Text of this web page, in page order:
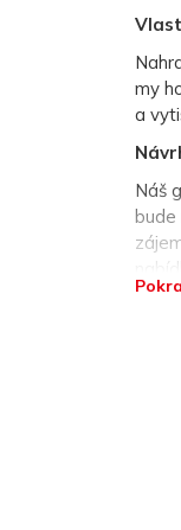
my
a
Náš
bude